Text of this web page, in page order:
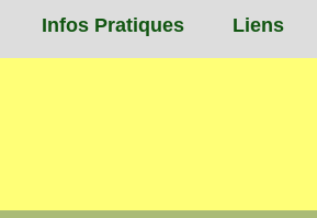
Infos Pratiques Liens